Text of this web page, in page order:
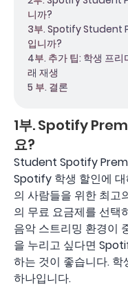
니까?
3부. Spotify Student
입니까?
4부. 추가 팁: 학생 프
래 재생
5 부. 결론
1부. Spotify
요?
Student Spotify
Spotify 학생 할인에
의 사람들을 위한 최
의 무료 요금제를 선택
음악 스트리밍 환경이
을 누리고 싶다면
하는 것이 좋습니다.
하나입니다.